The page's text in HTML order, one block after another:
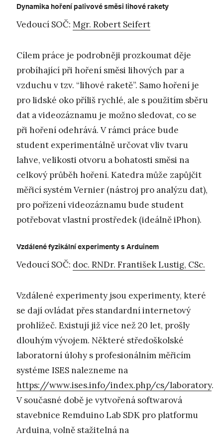
Dynamika hoření palivové směsi lihové rakety
Vedoucí SOČ: Mgr. Robert Seifert
Cílem práce je podrobněji prozkoumat děje
probíhající při hoření směsi lihových par a
vzduchu v tzv. “lihové raketě”. Samo hoření je
pro lidské oko příliš rychlé, ale s použitím sběru
dat a videozáznamu je možno sledovat, co se
při hoření odehrává. V rámci práce bude
student experimentálně určovat vliv tvaru
lahve, velikosti otvoru a bohatosti směsi na
celkový průběh hoření. Katedra může zapůjčit
měřicí systém Vernier (nástroj pro analýzu dat),
pro pořízení videozáznamu bude student
potřebovat vlastní prostředek (ideálně iPhon).
Vzdálené fyzikální experimenty s Arduinem
Vedoucí SOČ: doc. RNDr. František Lustig, CSc.
Vzdálené experimenty jsou experimenty, které
se dají ovládat přes standardní internetový
prohlížeč. Existují již více než 20 let, prošly
dlouhým vývojem. Některé středoškolské
laboratorní úlohy s profesionálním měřicím
systéme ISES nalezneme na
https://www.ises.info/index.php/cs/laboratory.
V současné době je vytvořená softwarová
stavebnice Remduino Lab SDK pro platformu
Arduina, volně stažitelná na